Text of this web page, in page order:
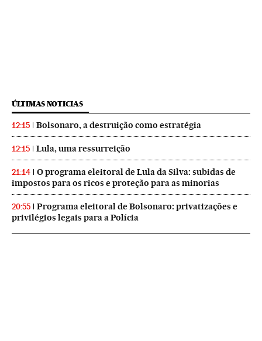
ÚLTIMAS NOTICIAS
12:15 Bolsonaro, a destruição como estratégia
12:15 Lula, uma ressurreição
21:14
O programa eleitoral de Lula da Silva: subidas de
impostos para os ricos e proteção para as minorias
20:55
Programa eleitoral de Bolsonaro: privatizações e
privilégios legais para a Polícia